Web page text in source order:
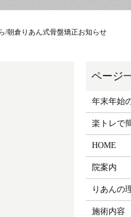
/朝倉りあん式骨盤矯正お知らせ
年末年始
楽トレで
HOME
院案内
りあんの
施術内容